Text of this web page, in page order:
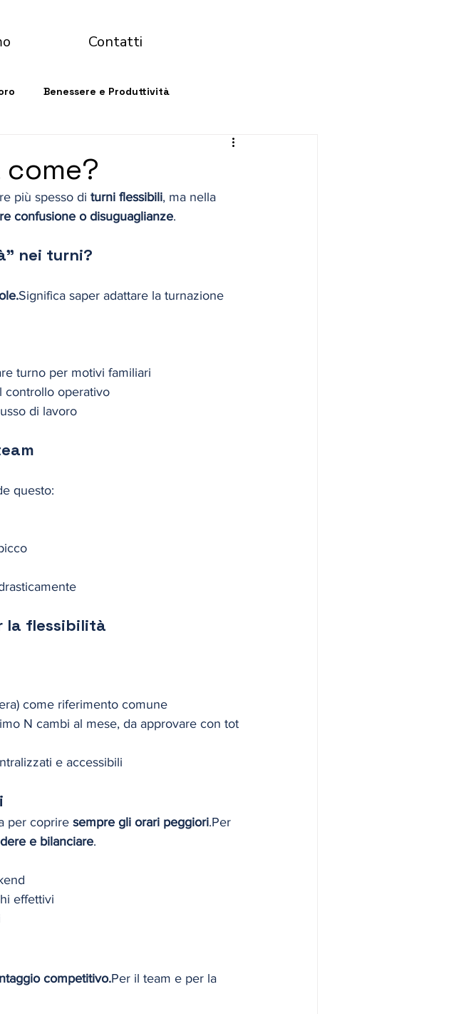
Contatti
Benessere e Produttività
come?
più spesso di turni flessibili, ma nella
confusione o disuguaglianze.
nei turni?
Significa saper adattare la turnazione
turno per motivi familiari
controllo operativo
di lavoro
questo:
la flessibilità
come riferimento comune
N cambi al mese, da approvare con tot
e accessibili
per coprire sempre gli orari peggiori.Per
e bilanciare.
effettivi
competitivo.Per il team e per la